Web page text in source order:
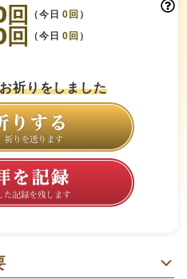
回 （今日0回 ）
回 （今日0回 ）
祈りをしました